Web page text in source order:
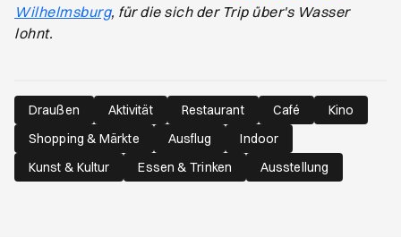
Wilhelmsburg, für die sich der Trip über's Wasser
lohnt.
Draußen Aktivität Restaurant Café
Kino
Shopping & Märkte
Ausflug
Indoor
Kunst & Kultur
Essen & Trinken Ausstellung